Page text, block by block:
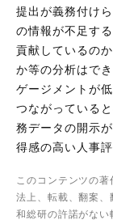
提出が義務付け
の情報が不足す
貢献しているの
か等の分析はで
ゲージメントが
つながっている
務データの開示
得感の高い人事
このコンテンツの
法上、転載、翻案
和総研の許諾がな